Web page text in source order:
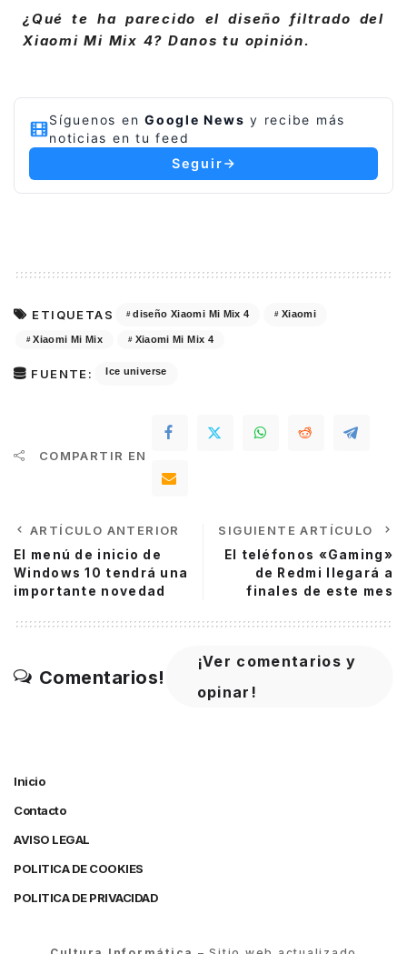
¿Qué te ha parecido el diseño filtrado del
Xiaomi Mi Mix 4? Danos tu opinión.
Síguenos en Google News y recibe más
noticias en tu feed
Seguir
ETIQUETAS diseño Xiaomi Mi Mix 4 Xiaomi
Xiaomi Mi Mix Xiaomi Mi Mix 4
FUENTE: Ice universe
COMPARTIR EN
ARTÍCULO ANTERIOR
El menú de inicio de
Windows 10 tendrá una
importante novedad
SIGUIENTE ARTÍCULO
El teléfonos «Gaming»
de Redmi llegará a
finales de este mes
Comentarios!
¡Ver comentarios y
opinar!
Inicio
Contacto
AVISO LEGAL
POLITICA DE COOKIES
POLITICA DE PRIVACIDAD